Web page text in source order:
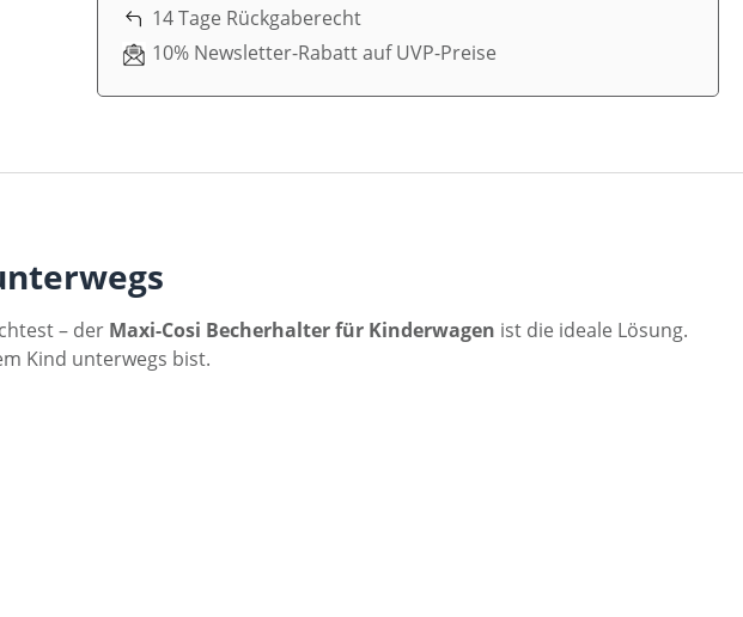
14 Tage Rückgaberecht
10% Newsletter-Rabatt auf UVP-Preise
– der Maxi-Cosi Becherhalter für Kinderwagen ist die ideale Lösung.
Kind unterwegs bist.